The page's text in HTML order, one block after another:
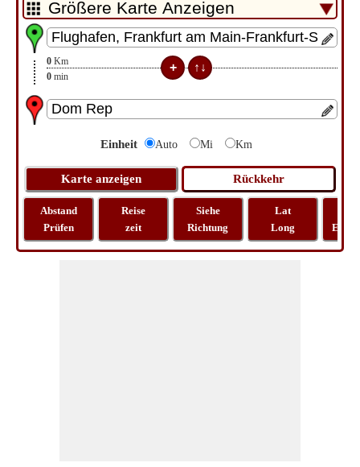
0 Km
0 min
Einheit Auto Mi Km
Abstand
Prüfen
Reise
zeit
Siehe
Richtung
Lat
Long